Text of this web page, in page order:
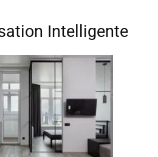
Intelligente